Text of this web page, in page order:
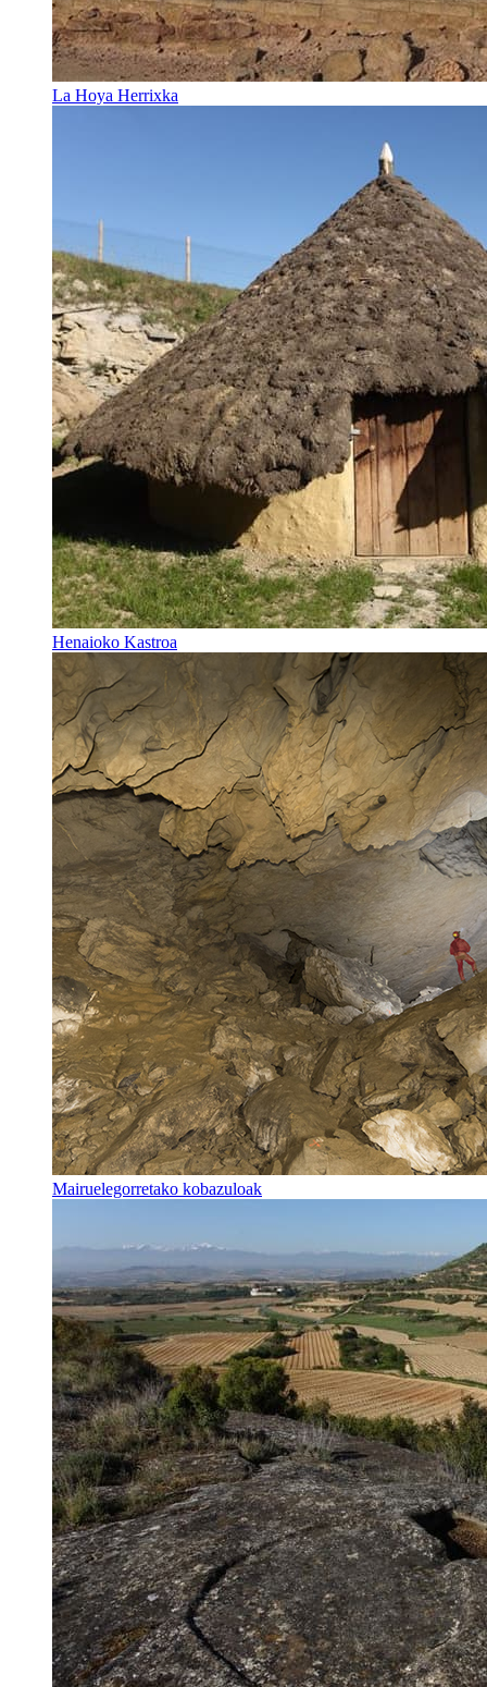
La Hoya Herrixka
Henaioko Kastroa
Mairuelegorretako kobazuloak